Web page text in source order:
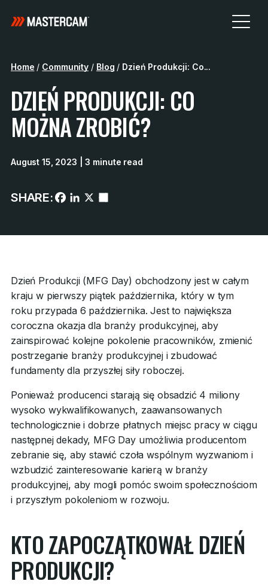
Home / Community / Blog / Dzień Produkcji: Co...
DZIEŃ PRODUKCJI: CO
MOŻNA ZROBIĆ?
August 15, 2023 | 3 minute read
SHARE:
Dzień Produkcji (MFG Day) obchodzony jest w całym
kraju w pierwszy piątek października, który w tym
roku przypada 6 października. Jest to największa
coroczna okazja dla branży produkcyjnej, aby
zainspirować kolejne pokolenie pracowników, zmienić
postrzeganie branży produkcyjnej i zbudować
fundamenty dla przyszłej siły roboczej.
Ponieważ producenci starają się obsadzić 4 miliony
wysoko wykwalifikowanych, zaawansowanych
technologicznie i dobrze płatnych miejsc pracy w ciągu
następnej dekady, MFG Day umożliwia producentom
zebranie się, aby stawić czoła wspólnym wyzwaniom i
wzbudzić zainteresowanie karierą w branży
produkcyjnej, aby mogli pomóc swoim społecznościom
i przyszłym pokoleniom w rozwoju.
KTO ZAPOCZĄTKOWAŁ DZIEŃ
PRODUKCJI?